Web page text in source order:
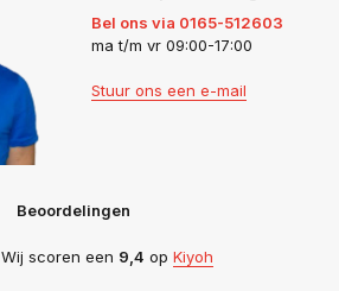
Bel ons via 0165-512603
ma t/m vr 09:00-17:00
Stuur ons een e-mail
Beoordelingen
Wij scoren een 9,4 op Kiyoh